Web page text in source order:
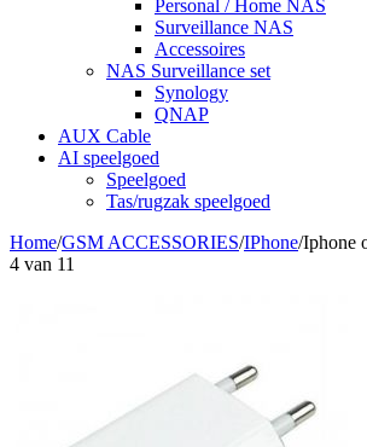
Personal / Home NAS
Surveillance NAS
Accessoires
NAS Surveillance set
Synology
QNAP
AUX Cable
AI speelgoed
Speelgoed
Tas/rugzak speelgoed
Home/GSM ACCESSORIES/IPhone/Iphone
4 van 11